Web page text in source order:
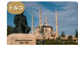
トルコ